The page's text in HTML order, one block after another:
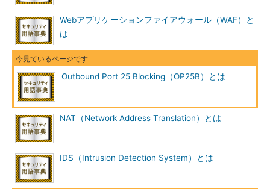
Webアプリケーションファイアウォール（WAF）と
は
Outbound Port 25 Blocking（OP25B）とは
NAT（Network Address Translation）とは
IDS（Intrusion Detection System）とは